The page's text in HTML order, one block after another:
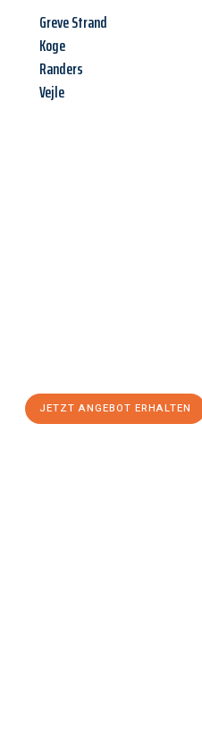
Greve Strand
Koge
Randers
Vejle
JETZT ANGEBOT ERHALTEN